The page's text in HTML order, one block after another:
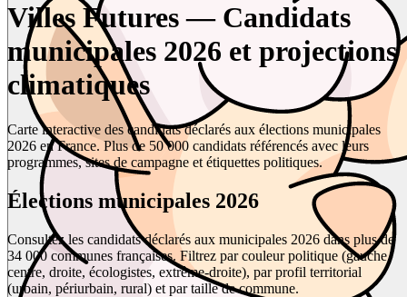
Villes Futures — Candidats
municipales 2026 et projections
climatiques
Carte interactive des candidats déclarés aux élections municipales
2026 en France. Plus de 50 000 candidats référencés avec leurs
programmes, sites de campagne et étiquettes politiques.
Élections municipales 2026
Consultez les candidats déclarés aux municipales 2026 dans plus de
34 000 communes françaises. Filtrez par couleur politique (gauche,
centre, droite, écologistes, extrême-droite), par profil territorial
(urbain, périurbain, rural) et par taille de commune.